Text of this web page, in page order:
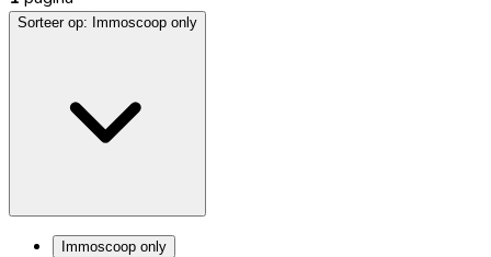
Sorteer op: Immoscoop only
Immoscoop only